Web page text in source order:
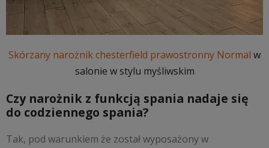
Skórzany narożnik chesterfield prawostronny Normal w
salonie w stylu myśliwskim
Czy narożnik z funkcją spania nadaje się
do codziennego spania?
Tak, pod warunkiem że został wyposażony w